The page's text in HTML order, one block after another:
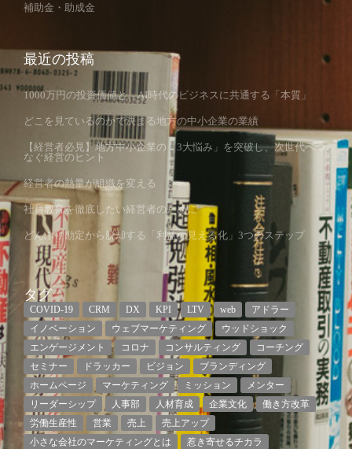
補助金・助成金
最近の投稿
1000万円の投資価値と、AI時代のビジネスに共通する「本質」
どこを見ているのかで決まる地方の中小企業の業績
【経営者必見】地方中小企業の「3大悩み」を突破し、次世代へつ
なぐ経営のヒント
経営者の熱量が組織を変える
社員教育を徹底したい経営者のために
どんぶり勘定から脱却する「利益の見える化」3つのステップ
タグ
COVID-19 CRM DX KPI LTV web
アドラー
イノベーション
ウェブマーケティング
ウッドショック
エンゲージメント
コロナ コンサルティング
コーチング
セミナー
ドラッカー ビジョン
ブランディング
ホームページ
マーケティング ミッション
メンター
リーダーシップ
人事部 人材育成 企業文化
働き方改革
労働生産性
営業 売上
売上アップ
小さな会社のマーケティングとは
惹き寄せるチカラ